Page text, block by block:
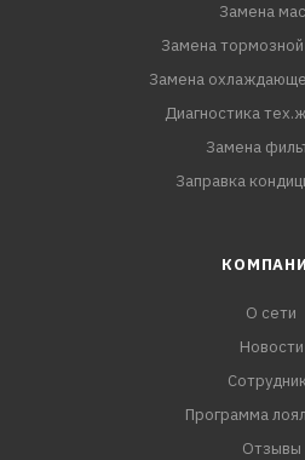
Замена
Замена
Замена
Диагностика
Замена
Заправка
О сети
Новости
Программа
Отзывы